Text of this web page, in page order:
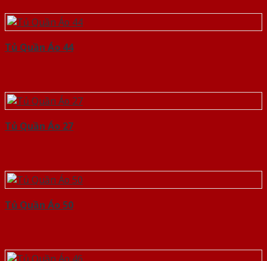
Tủ Quần Áo 44
Tủ Quần Áo 27
Tủ Quần Áo 50